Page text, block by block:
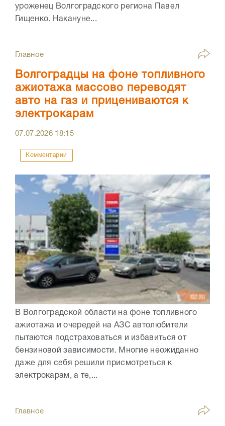
уроженец Волгоградского региона Павел
Гищенко. Накануне...
Главное
Волгоградцы на фоне топливного
ажиотажа массово переводят
авто на газ и прицениваются к
электрокарам
07.07.2026 18:15
Комментарии
В Волгоградской области на фоне топливного
ажиотажа и очередей на АЗС автолюбители
пытаются подстраховаться и избавиться от
бензиновой зависимости. Многие неожиданно
даже для себя решили присмотреться к
электрокарам, а те,...
Главное